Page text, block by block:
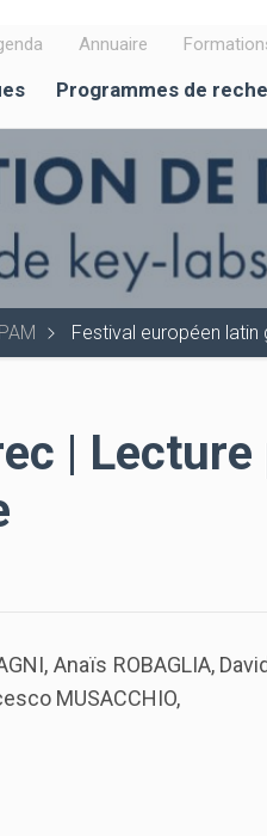
Annuaire
Programmes de
Festival européen latin
|
Anaïs ROBAGLIA,
MUSACCHIO,